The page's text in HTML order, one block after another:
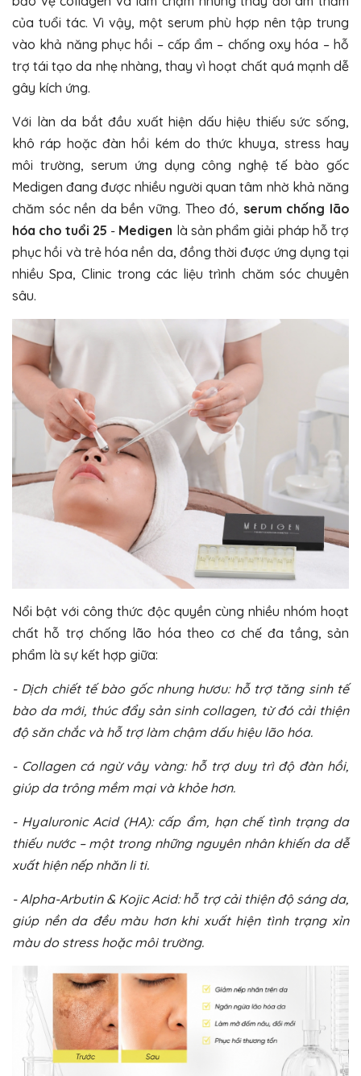
của tuổi tác. Vì vậy, một serum phù hợp nên tập trung
vào khả năng phục hồi – cấp ẩm – chống oxy hóa – hỗ
trợ tái tạo da nhẹ nhàng, thay vì hoạt chất quá mạnh dễ
gây kích ứng.
Với làn da bắt đầu xuất hiện dấu hiệu thiếu sức sống,
khô ráp hoặc đàn hồi kém do thức khuya, stress hay
môi trường, serum ứng dụng công nghệ tế bào gốc
Medigen đang được nhiều người quan tâm nhờ khả năng
chăm sóc nền da bền vững. Theo đó, serum chống lão
hóa cho tuổi 25 - Medigen là sản phẩm giải pháp hỗ trợ
phục hồi và trẻ hóa nền da, đồng thời được ứng dụng tại
nhiều Spa, Clinic trong các liệu trình chăm sóc chuyên
sâu.
Nổi bật với công thức độc quyền cùng nhiều nhóm hoạt
chất hỗ trợ chống lão hóa theo cơ chế đa tầng, sản
phẩm là sự kết hợp giữa:
- Dịch chiết tế bào gốc nhung hươu: hỗ trợ tăng sinh tế
bào da mới, thúc đẩy sản sinh collagen, từ đó cải thiện
độ săn chắc và hỗ trợ làm chậm dấu hiệu lão hóa.
- Collagen cá ngừ vây vàng: hỗ trợ duy trì độ đàn hồi,
giúp da trông mềm mại và khỏe hơn.
- Hyaluronic Acid (HA): cấp ẩm, hạn chế tình trạng da
thiếu nước – một trong những nguyên nhân khiến da dễ
xuất hiện nếp nhăn li ti.
- Alpha-Arbutin & Kojic Acid: hỗ trợ cải thiện độ sáng da,
giúp nền da đều màu hơn khi xuất hiện tình trạng xỉn
màu do stress hoặc môi trường.